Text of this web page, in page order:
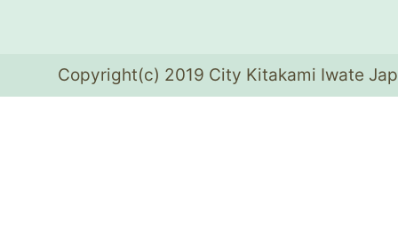
Copyright(c) 2019 City Kitakami Iwate